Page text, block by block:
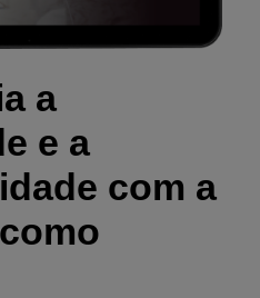
a
e a
com a